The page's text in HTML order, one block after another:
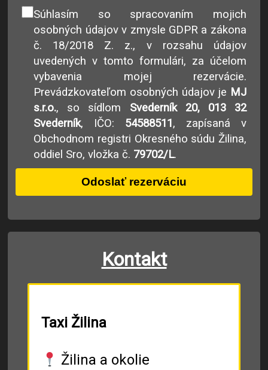
Súhlasím so spracovaním mojich
osobných údajov v zmysle GDPR a zákona
č. 18/2018 Z. z., v rozsahu údajov
uvedených v tomto formulári, za účelom
vybavenia mojej rezervácie.
Prevádzkovateľom osobných údajov je MJ
s.r.o., so sídlom Svederník 20, 013 32
Svederník, IČO: 54588511, zapísaná v
Obchodnom registri Okresného súdu Žilina,
oddiel Sro, vložka č. 79702/L.
Odoslať rezerváciu
Kontakt
Taxi Žilina
Žilina a okolie